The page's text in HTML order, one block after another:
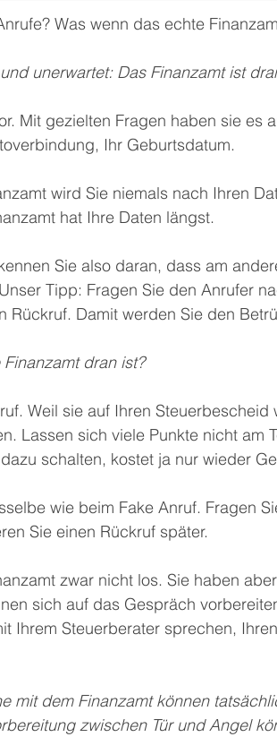
Was wenn das echte
unerwartet: Das Finanzamt ist
Mit gezielten Fragen haben sie es
Ihr Geburtsdatum.
wird Sie niemals nach Ihren
hat Ihre Daten längst.
Sie also daran, dass am
Tipp: Fragen Sie den Anrufer
Rückruf. Damit werden Sie den
dran ist?
Weil sie auf Ihren Steuerbescheid
Lassen sich viele Punkte nicht am
schalten, kostet ja nur wieder
wie beim Fake Anruf. Fragen
Sie einen Rückruf später.
zwar nicht los. Sie haben
sich auf das Gespräch
Ihrem Steuerberater sprechen,
mit dem Finanzamt können
zwischen Tür und Angel